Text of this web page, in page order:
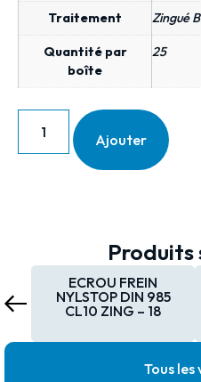
Traitement Zingué
Quantité par
boîte
25
Ajouter
Produits
ECROU FREIN
NYLSTOP DIN 985
CL10 ZING – 18
Tous les